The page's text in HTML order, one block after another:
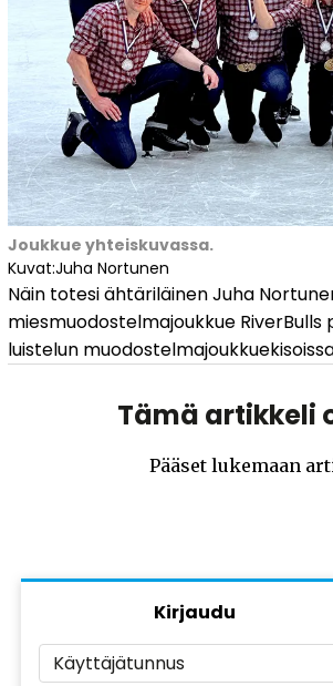
Joukkue yhteiskuvassa.
Kuvat:Juha Nortunen
Näin to­te­si äh­tä­ri­läi­nen Juha
mies­muo­dos­tel­ma­jouk­kue Ri­ver­Bul­ls
luis­te­lun
Tämä artikkeli
Pääset lukemaan
Kirjaudu
Käyttäjätunnus